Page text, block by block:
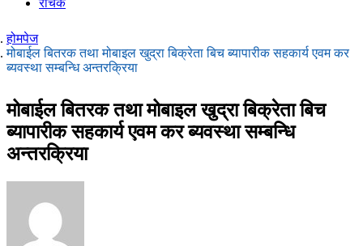
रोचक
होमपेज
मोबाईल बितरक तथा मोबाइल खुद्रा बिक्रेता बिच ब्यापारीक सहकार्य एवम कर
ब्यवस्था सम्बन्धि अन्तरक्रिया
मोबाईल बितरक तथा मोबाइल खुद्रा बिक्रेता बिच
ब्यापारीक सहकार्य एवम कर ब्यवस्था सम्बन्धि
अन्तरक्रिया